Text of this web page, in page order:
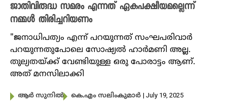
ജാതിവിരുദ്ധ സമരം എന്നത് ഏകപക്ഷീയമല്ലെന്ന്
നമ്മൾ തിരിച്ചറിയണം
"ജനാധിപത്യം എന്ന് പറയുന്നത് സംഘപരിവാർ
പറയുന്നതുപോലെ സോഷ്യൽ ഹാർമണി അല്ല.
തുല്യതയ്ക്ക് വേണ്ടിയുള്ള ഒരു പോരാട്ടം ആണ്.
അത് മനസിലാക്കി
ആർ സുനിൽ കെ.എം സലിംകുമാർ | July 19, 2025